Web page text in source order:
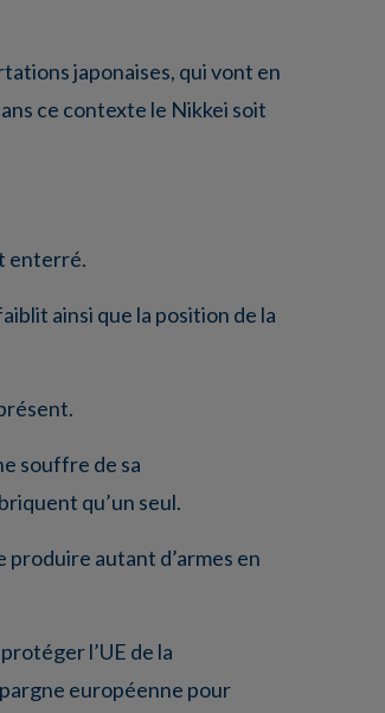
japonaises, qui vont en
ce contexte le Nikkei soit
enterré.
ainsi que la position de la
souffre de sa
qu’un seul.
produire autant d’armes en
l’UE de la
européenne pour